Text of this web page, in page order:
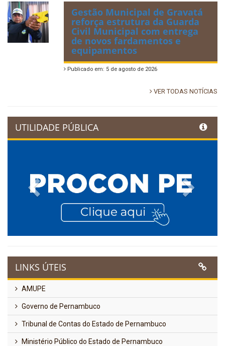
Gestão Municipal de Gravatá
reforça estrutura da Guarda
Civil Municipal com entrega
de novos fardamentos e
equipamentos
Publicado em: 5 de agosto de 2026
VER TODAS NOTÍCIAS
UTILIDADE PÚBLICA
Previous
LINKS ÚTEIS
AMUPE
Governo de Pernambuco
Tribunal de Contas do Estado de Pernambuco
Ministério Público do Estado de Pernambuco